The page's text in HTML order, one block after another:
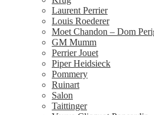
Laurent Perrier
Louis Roederer
Moet Chandon – Dom
GM Mumm
Perrier Jouet
Piper Heidsieck
Pommery
Ruinart
Salon
Taittinger